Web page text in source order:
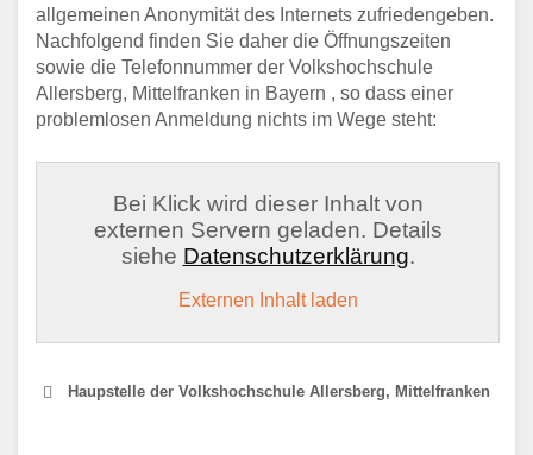
allgemeinen Anonymität des Internets zufriedengeben.
Nachfolgend finden Sie daher die Öffnungszeiten
sowie die Telefonnummer der Volkshochschule
Allersberg, Mittelfranken in Bayern , so dass einer
problemlosen Anmeldung nichts im Wege steht:
Bei Klick wird dieser Inhalt von
externen Servern geladen. Details
siehe Datenschutzerklärung.
Externen Inhalt laden
Haupstelle der Volkshochschule Allersberg, Mittelfranken